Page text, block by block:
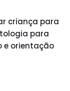
criança para
para
e orientação